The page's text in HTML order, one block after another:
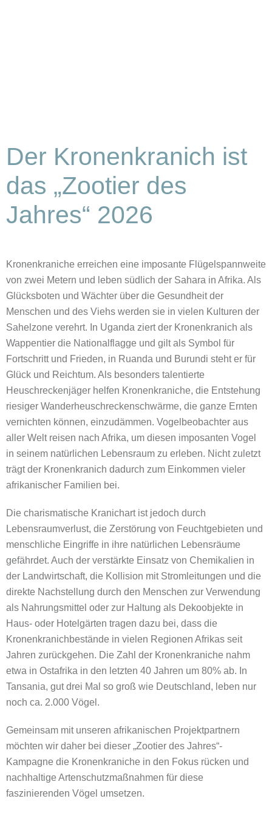
Der Kronenkranich ist
das „Zootier des
Jahres“ 2026
Kronenkraniche erreichen eine imposante Flügelspannweite
von zwei Metern und leben südlich der Sahara in Afrika. Als
Glücksboten und Wächter über die Gesundheit der
Menschen und des Viehs werden sie in vielen Kulturen der
Sahelzone verehrt. In Uganda ziert der Kronenkranich als
Wappentier die Nationalflagge und gilt als Symbol für
Fortschritt und Frieden, in Ruanda und Burundi steht er für
Glück und Reichtum. Als besonders talentierte
Heuschreckenjäger helfen Kronenkraniche, die Entstehung
riesiger Wanderheuschreckenschwärme, die ganze Ernten
vernichten können, einzudämmen. Vogelbeobachter aus
aller Welt reisen nach Afrika, um diesen imposanten Vogel
in seinem natürlichen Lebensraum zu erleben. Nicht zuletzt
trägt der Kronenkranich dadurch zum Einkommen vieler
afrikanischer Familien bei.
Die charismatische Kranichart ist jedoch durch
Lebensraumverlust, die Zerstörung von Feuchtgebieten und
menschliche Eingriffe in ihre natürlichen Lebensräume
gefährdet. Auch der verstärkte Einsatz von Chemikalien in
der Landwirtschaft, die Kollision mit Stromleitungen und die
direkte Nachstellung durch den Menschen zur Verwendung
als Nahrungsmittel oder zur Haltung als Dekoobjekte in
Haus- oder Hotelgärten tragen dazu bei, dass die
Kronenkranichbestände in vielen Regionen Afrikas seit
Jahren zurückgehen. Die Zahl der Kronenkraniche nahm
etwa in Ostafrika in den letzten 40 Jahren um 80% ab. In
Tansania, gut drei Mal so groß wie Deutschland, leben nur
noch ca. 2.000 Vögel.
Gemeinsam mit unseren afrikanischen Projektpartnern
möchten wir daher bei dieser „Zootier des Jahres“-
Kampagne die Kronenkraniche in den Fokus rücken und
nachhaltige Artenschutzmaßnahmen für diese
faszinierenden Vögel umsetzen.